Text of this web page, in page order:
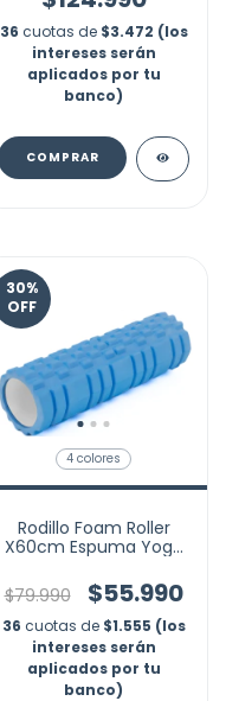
36 cuotas de $3.472 (los
intereses serán
aplicados por tu
banco)
COMPRAR
30%
OFF
4 colores
Rodillo Foam Roller
X60cm Espuma Yoga
$79.990
$55.990
36 cuotas de $1.555 (los
intereses serán
aplicados por tu
banco)